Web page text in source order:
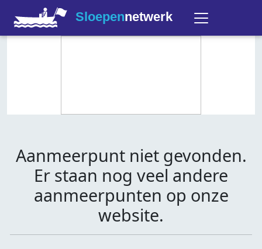
Sloepennetwerk
Aanmeerpunt niet gevonden.
Er staan nog veel andere
aanmeerpunten op onze
website.